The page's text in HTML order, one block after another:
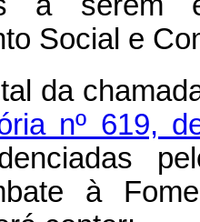
Social e
da
nº 619,
à